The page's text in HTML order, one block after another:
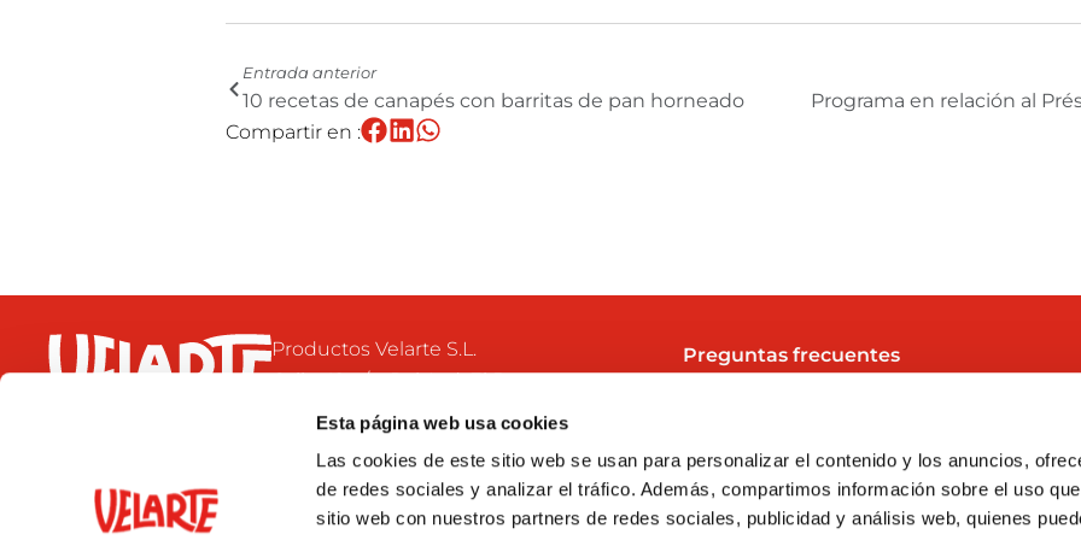
Esta página web usa cookies
Las cookies de este sitio web se usan para personalizar el contenido y los anuncios,
de redes sociales y analizar el tráfico. Además, compartimos información sobre el uso
sitio web con nuestros partners de redes sociales, publicidad y análisis web, quienes
Entrada anterior
10 recetas de canapés con barritas de pan horneado
Compartir en :
Productos Velarte S.L.
Calle 42, s/n. Pol. Ind. El Bony
46470 Catarroja
+34 96 126 71 32
velarte@velarte.com
Preguntas frecuentes
Contacto
Trabaja con nosotros